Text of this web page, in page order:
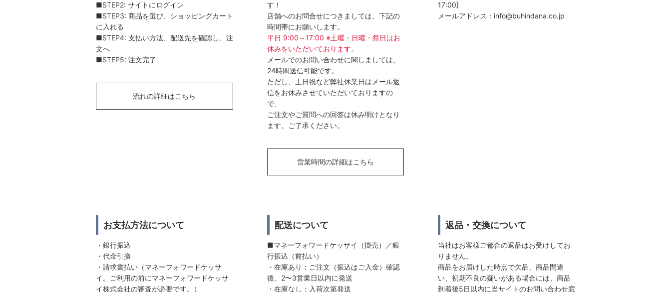
■STEP2: サイトにログイン
■STEP3: 商品を選び、ショッピングカート
に入れる
■STEP4: 支払い方法、配送先を確認し、注
文へ
■STEP5: 注文完了
流れの詳細はこちら
す！
店舗へのお問合せにつきましては、下記の
時間帯にお願いします。
平日 9:00～17:00 ※土曜・日曜・祭日はお
休みをいただいております。
メールでのお問い合わせに関しましては、
24時間送信可能です。
ただし、土日祝など弊社休業日はメール返
信をお休みさせていただいておりますの
で、
ご注文やご質問への回答は休み明けとなり
ます。ご了承ください。
営業時間の詳細はこちら
17:00]
メールアドレス： info@buhindana.co.jp
お支払方法について
・銀行振込
・代金引換
・請求書払い（マネーフォワードケッサ
イ。ご利用の前にマネーフォワードケッサ
イ株式会社の審査が必要です。）
配送について
■マネーフォワードケッサイ（掛売）／銀
行振込（前払い）
・在庫あり：ご注文（振込はご入金）確認
後、2〜3営業日以内に発送
・在庫なし：入荷次第発送
返品・交換について
当社はお客様ご都合の返品はお受けしてお
りません。
商品をお届けした時点で欠品、商品間違
い、初期不良の疑いがある場合には、商品
到着後5日以内に当サイトのお問い合わせ窓